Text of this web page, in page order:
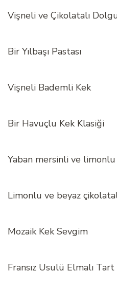
Vişneli ve Çikolatalı
Bir Yılbaşı Pastası
Vişneli Bademli Kek
Bir Havuçlu Kek Klasiği
Yaban mersinli ve
Limonlu ve beyaz
Mozaik Kek Sevgim
Fransız Usulü Elmalı Tart